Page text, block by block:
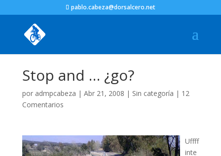
pablo.cabeza@dorsalcero.net
Stop and … ¿go?
por admpcabeza | Abr 21, 2008 | Sin categoría | 12
Comentarios
Uffff
inte